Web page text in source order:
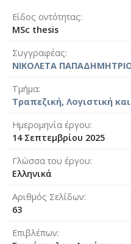
Είδος οντότητας
MSc thesis
Συγγραφέας
ΝΙΚΟΛΕΤΑ
Τμήμα
Τραπεζική, Λογιστική
Ημερομηνία έργου
14 Σεπτεμβρίου 2025
Γλώσσα του έργου
Ελληνικά
Αριθμός Σελίδων
63
Επιβλέπων